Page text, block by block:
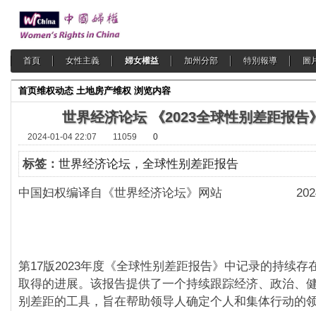
首頁 女性主義 婦女權益 加州分部 特別報導 圖
首页维权动态 土地房产维权 浏览内容
世界经济论坛 《2023全球性别差距报告
2024-01-04 22:07 11059 0
标签： 世界经济论坛，全球性别差距报告
中国妇权编译自《世界经济论坛》网站
第17版2023年度《全球性别差距报告》中记录的持续存
取得的进展。该报告提供了一个持续跟踪经济、政治、
别差距的工具，旨在帮助领导人确定个人和集体行动的